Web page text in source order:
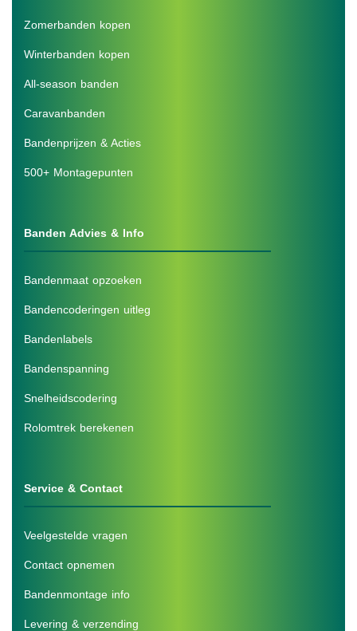
Zomerbanden kopen
Winterbanden kopen
All-season banden
Caravanbanden
Bandenprijzen & Acties
500+ Montagepunten
Banden Advies & Info
Bandenmaat opzoeken
Bandencoderingen uitleg
Bandenlabels
Bandenspanning
Snelheidscodering
Rolomtrek berekenen
Service & Contact
Veelgestelde vragen
Contact opnemen
Bandenmontage info
Levering & verzending